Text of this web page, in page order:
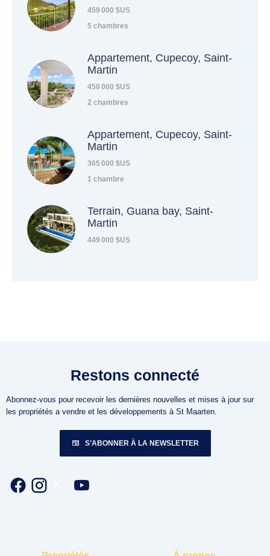
459 000 $US
5 chambres
Appartement, Cupecoy, Saint-
Martin
450 000 $US
2 chambres
Appartement, Cupecoy, Saint-
Martin
365 000 $US
1 chambre
Terrain, Guana bay, Saint-
Martin
449 000 $US
Restons connecté
Abonnez-vous pour recevoir les dernières nouvelles et mises à jour sur
les propriétés a vendre et les développements à St Maarten.
S’ABONNER À LA NEWSLETTER